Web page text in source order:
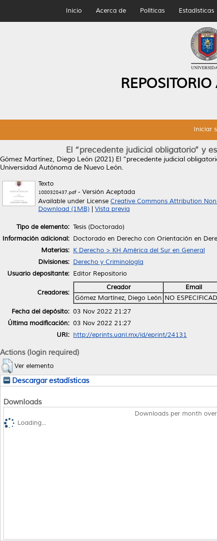
Inicio Acerca de Políticas Estadísticas
Iniciar
El “precedente judicial obligatorio” y
Gómez Martínez, Diego León (2021) El “precedente judicial
Universidad Autónoma de Nuevo León.
Texto
1080328437.pdf- Versión Aceptada
Available under License Creative Commons Attribution
Download (1MB)
Vista previa
Tipo de elemento: Tesis (Doctorado)
Información adicional: Doctorado en Derecho con Orientación en
Materias: K Derecho > KH América del Sur en General
Divisiones: Derecho y Criminología
Usuario depositante: Editor Repositorio
Creadores:
Creador
Email
Gómez Martínez, Diego León NO
Fecha del depósito: 03 Nov 2022 21:27
Última modificación: 03 Nov 2022 21:27
URI: http://eprints.uanl.mx/id/eprint/24131
Actions (login required)
Ver elemento
Descargar estadísticas
Downloads
Downloads per month
Loading...